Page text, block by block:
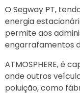
O Segway PT,
energia
permite aos
engarrafamentos
ATMOSPHERE, é
onde outros
poluição, como